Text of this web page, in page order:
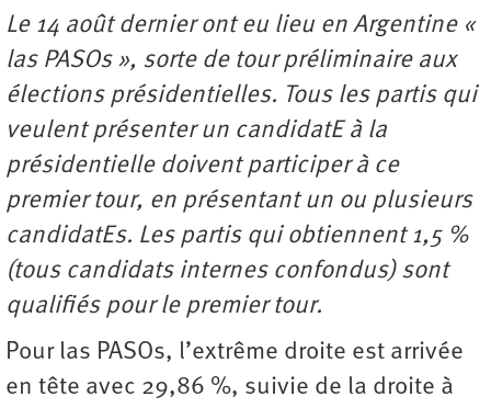
Le 14 août dernier ont eu lieu en Argentine «
las PASOs », sorte de tour préliminaire aux
élections présidentielles. Tous les partis qui
veulent présenter un candidatE à la
présidentielle doivent participer à ce
premier tour, en présentant un ou plusieurs
candidatEs. Les partis qui obtiennent 1,5 %
(tous candidats internes confondus) sont
qualifiés pour le premier tour.
Pour las PASOs, l’extrême droite est arrivée
en tête avec 29,86 %, suivie de la droite à